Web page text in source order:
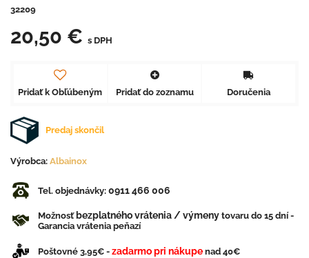
32209
20,50 € s DPH
Pridať k Obľúbeným Pridať do zoznamu Doručenia
Predaj skončil
Výrobca: Albainox
Tel. objednávky: 0911 466 006
Možnosťbezplatného vrátenia / výmeny tovaru do 15 dní -
Garancia vrátenia peňazí
Poštovné 3,95€ - zadarmo pri nákupe nad 40€